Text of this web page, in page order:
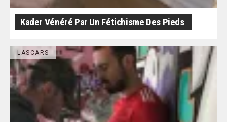
Kader Vénéré Par Un Fétichisme Des Pieds
LASCARS